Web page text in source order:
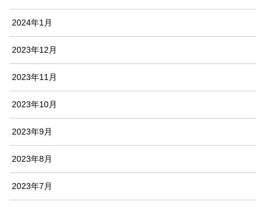
2024年1月
2023年12月
2023年11月
2023年10月
2023年9月
2023年8月
2023年7月